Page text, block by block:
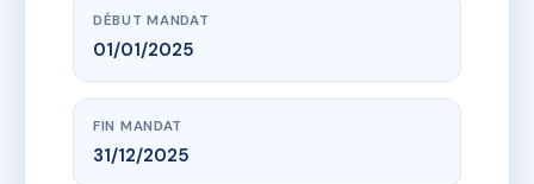
DÉBUT MANDAT
01/01/2025
FIN MANDAT
31/12/2025